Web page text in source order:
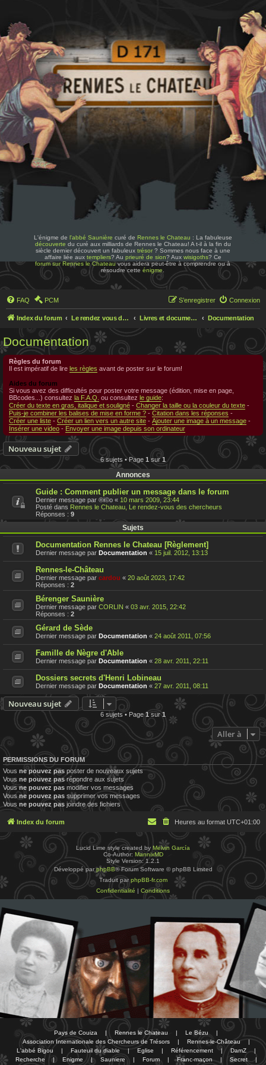
L'énigme de l'abbé Saunière curé de Rennes le Chateau : La fabuleuse
découverte du curé aux milliards de Rennes le Chateau! A t-il à la fin du
siècle dernier découvert un fabuleux trésor? Sommes nous face à une
affaire liée aux templiers? Au prieuré de sion? Aux wisigoths? Ce
forum sur Rennes le Chateauvous aidera peut-être à comprendre ou à
résoudre cetteénigme
FAQ PCM Connexion
S’enregistrer
Index du forum Le rendez vous des chercheurs Livres et documentations sur Rennes le Chateau Documentation
Documentation
Règles du forum
Il est impératif de lire les règles avant de poster sur le forum!
Aides du forum
Si vous avez des difficultés pour poster votre message (édition, mise en page,
BBcodes...) consultez la F.A.Q. ou consultez le guide:
Créer du texte en gras, italique et souligné - Changer la taille ou la couleur du texte -
Puis-je combiner les balises de mise en forme ? - Citation dans les réponses -
Créer une liste - Créer un lien vers un autre site - Ajouter une image à un message -
Insérer une video - Envoyer une image depuis son ordinateur
Nouveau sujet
6 sujets • Page 1 sur1
Annonces
Guide : Comment publier un message dans le forum
Dernier message par ®i©o « 10 mars 2009, 23:44
Posté dans Rennes le Chateau, Le rendez-vous des chercheurs
Réponses : 9
Sujets
Documentation Rennes le Chateau [Règlement]
Dernier message par Documentation « 15 juil. 2012, 13:13
Rennes-le-Château
Dernier message par cardou « 20 août 2023, 17:42
Réponses : 2
Bérenger Saunière
Dernier message par CORLIN « 03 avr. 2015, 22:42
Réponses : 2
Gérard de Sède
Dernier message par Documentation « 24 août 2011, 07:56
Famille de Nègre d'Able
Dernier message par Documentation « 28 avr. 2011, 22:11
Dossiers secrets d'Henri Lobineau
Dernier message par Documentation « 27 avr. 2011, 08:11
Nouveau sujet
6 sujets • Page1sur1
Aller à
PERMISSIONS DU FORUM
Vous ne pouvez pas poster de nouveaux sujets
Vous ne pouvez pasrépondre aux sujets
Vousne pouvez pas modifier vos messages
Vousne pouvez pas supprimer vos messages
Vous ne pouvez pas joindre des fichiers
Index du forum Heures au format UTC+01:00
Lucid Lime style created by Melvin García
Co-Author: MannixMD
Style Version: 1.2.1
Développé parphpBB® Forum Software © phpBB Limited
Traduit parphpBB-fr.com
Confidentialité | Conditions
Pays de Couiza | Rennes le Chateau | Le Bézu
|
Association Internationale des Chercheurs de Trésors
| Rennes-le-Château
|
L'abbé Bigou
| Fauteuil du diable | Eglise | Référencement | DamZ
|
Recherche
| Enigme | Sauniere | Forum | Franc-maçon | Secret |